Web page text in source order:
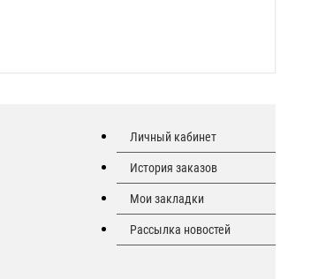
Личный кабинет
История заказов
Мои закладки
Рассылка новостей